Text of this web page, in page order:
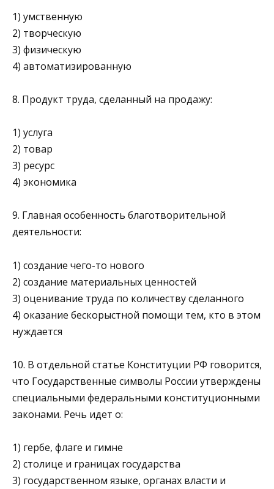
1) умственную
2) творческую
3) физическую
4) автоматизированную
8. Продукт труда, сделанный на продажу:
1) услуга
2) товар
3) ресурс
4) экономика
9. Главная особенность благотворительной
деятельности:
1) создание чего-то нового
2) создание материальных ценностей
3) оценивание труда по количеству сделанного
4) оказание бескорыстной помощи тем, кто в этом
нуждается
10. В отдельной статье Конституции РФ говорится,
что Государственные символы России утверждены
специаль­ными федеральными конституционными
законами. Речь идет о:
1) гербе, флаге и гимне
2) столице и границах государства
3) государственном языке, органах власти и